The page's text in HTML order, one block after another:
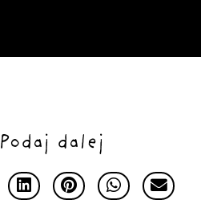
Podaj dalej